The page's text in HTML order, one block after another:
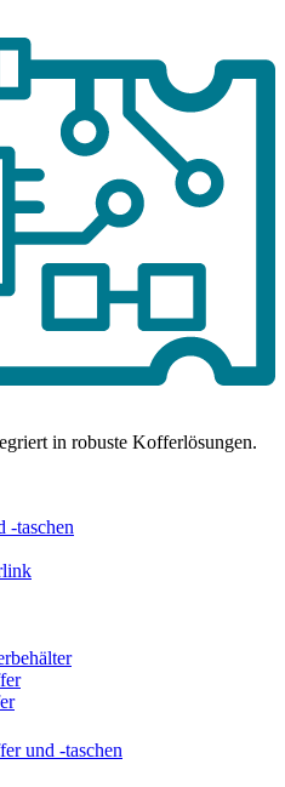
in robuste Kofferlösungen.
-taschen
und -taschen